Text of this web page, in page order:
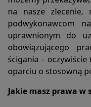
na nasze zlecenie,
podwykonawcom
uprawnionym do
obowiązującego
ścigania –
oparciu o stosowną
Jakie masz prawa w
użytkownika.
2. Portal może
połączenia (oznaczenie
3. Dane w formularzu
trzecim inaczej, niż za
4. Dane podane w
potencjalnych
Portalu w rejestrze
Inspektora Ochrony
5. Dane podane w